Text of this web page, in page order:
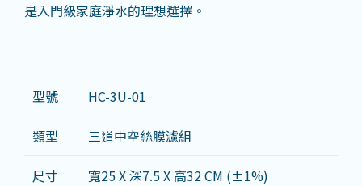
是入門級家庭淨水的理想選擇。
型號 HC-3U-01
類型 三道中空絲膜濾組
尺寸 寬25 X 深7.5 X 高32 CM (±1%)